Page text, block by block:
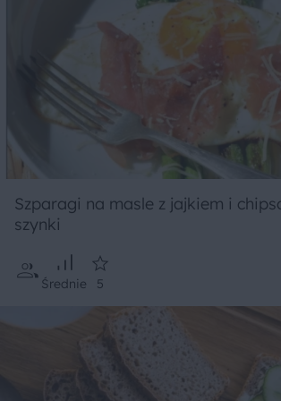
Szparagi na masle z jajkiem i
szynki
Średnie 5